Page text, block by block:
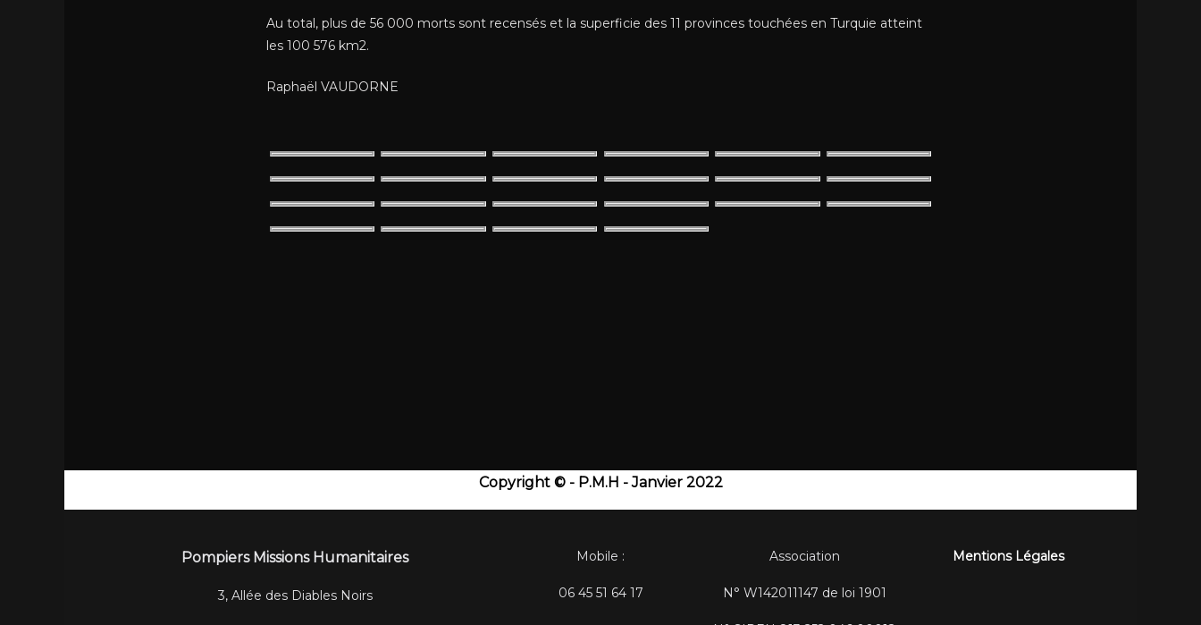
Au total, plus de 56 000 morts sont recensés et la superficie des 11 provinces touchées en Turquie atteint
les 100 576 km2.
Raphaël VAUDORNE
Copyright © - P.M.H - Janvier 2022
Pompiers Missions Humanitaires
3, Allée des Diables Noirs
Mobile :
06 45 51 64 17
Association
N° W142011147 de loi 1901
Mentions Légales